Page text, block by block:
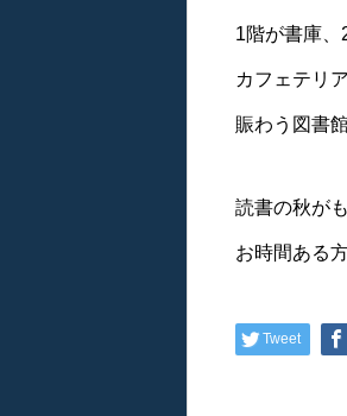
1階が書庫、
カフェテリ
賑わう図書
読書の秋が
お時間ある
Tweet